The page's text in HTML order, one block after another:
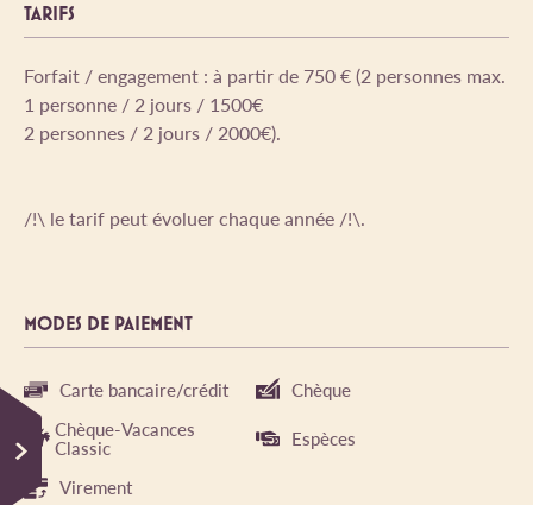
TARIFS
Forfait / engagement : à partir de 750 € (2 personnes max.
1 personne / 2 jours / 1500€
2 personnes / 2 jours / 2000€).
/!\ le tarif peut évoluer chaque année /!\.
MODES DE PAIEMENT
Carte bancaire/crédit
Chèque
Chèque-Vacances
Classic
Espèces
Virement